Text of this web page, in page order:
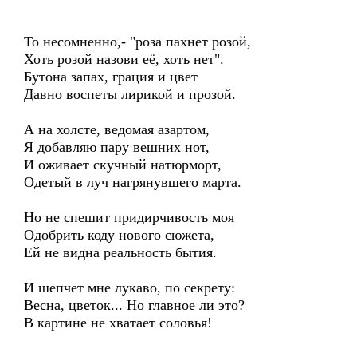
То несомненно,- "роза пахнет розой,
Хоть розой назови её, хоть нет".
Бутона запах, грация и цвет
Давно воспеты лирикой и прозой.
А на холсте, ведомая азартом,
Я добавляю пару вешних нот,
И оживает скучный натюрморт,
Одетый в луч нагрянувшего марта.
Но не спешит придирчивость моя
Одобрить коду нового сюжета,
Ей не видна реальность бытия.
И шепчет мне лукаво, по секрету:
Весна, цветок... Но главное ли это?
В картине не хватает соловья!